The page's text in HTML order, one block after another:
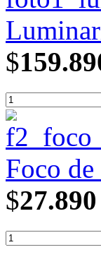
$
Foco
$27.890